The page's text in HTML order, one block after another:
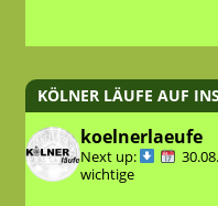
KÖLNER LÄUFE AUF
koelnerlaeufe
Next up:
wichtige